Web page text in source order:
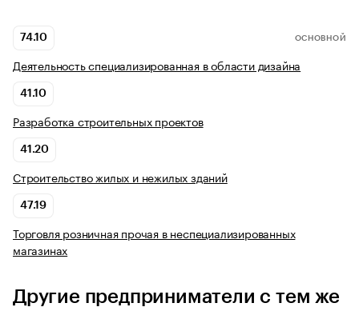
74.10 ОСНОВНОЙ
Деятельность специализированная в области дизайна
41.10
Разработка строительных проектов
41.20
Строительство жилых и нежилых зданий
47.19
Торговля розничная прочая в неспециализированных
магазинах
Другие предприниматели с тем же